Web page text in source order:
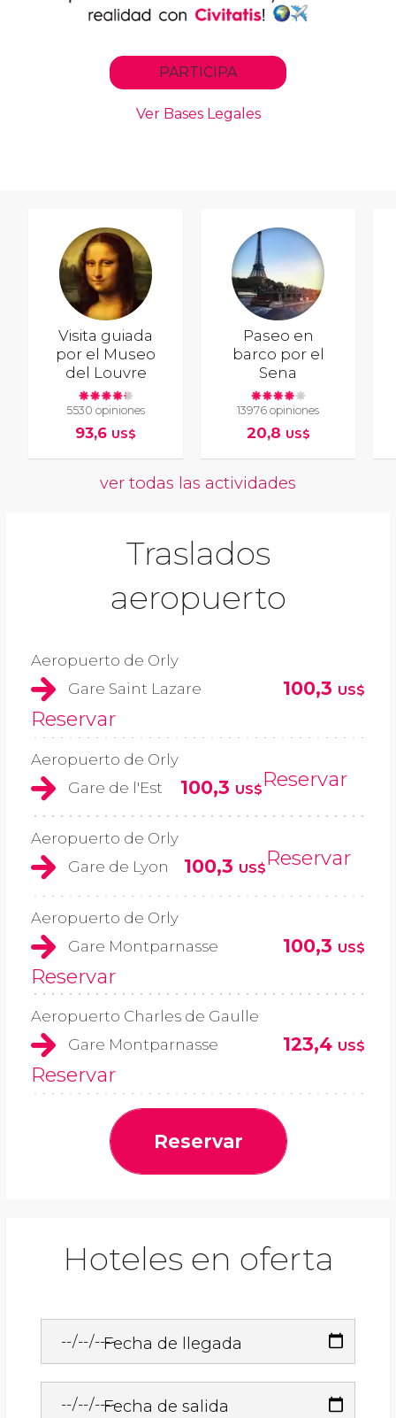
Visita guiada
por el Museo
del Louvre
5530 opiniones
93,6 US$
Paseo en
barco por el
Sena
13976 opiniones
20,8 US$
ver todas las actividades
Traslados
aeropuerto
Aeropuerto de Orly
Gare Saint Lazare
100,3 US$
Reservar
Aeropuerto de Orly
Gare de l'Est
100,3 US$Reservar
Aeropuerto de Orly
Gare de Lyon
100,3 US$Reservar
Aeropuerto de Orly
Gare Montparnasse
100,3 US$
Reservar
Aeropuerto Charles de Gaulle
Gare Montparnasse
123,4 US$
Reservar
Reservar
Hoteles en oferta
Fecha de llegada
Fecha de salida